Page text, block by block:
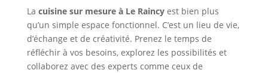
La cuisine sur mesure à Le Raincyest bien plus
qu’un simple espace fonctionnel. C’est un lieu de vie,
d’échange et de créativité. Prenez le temps de
réfléchir à vos besoins, explorez les possibilités et
collaborez avec des experts comme ceux de